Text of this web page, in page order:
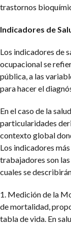
trastornos
Indicadores de
Los indicadores de
ocupacional se
pública, a las
para hacer el
En el caso de la
particularidades
contexto global
Los indicadores
trabajadores son
cuales se
1. Medición de la
de mortalidad,
tabla de vida. En